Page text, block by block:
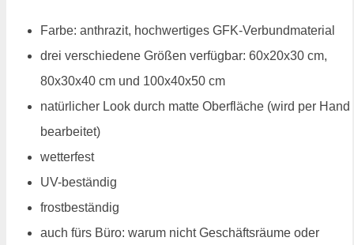
Farbe: anthrazit, hochwertiges GFK-Verbundmaterial
drei verschiedene Größen verfügbar: 60x20x30 cm,
80x30x40 cm und 100x40x50 cm
natürlicher Look durch matte Oberfläche (wird per Hand
bearbeitet)
wetterfest
UV-beständig
frostbeständig
auch fürs Büro: warum nicht Geschäftsräume oder